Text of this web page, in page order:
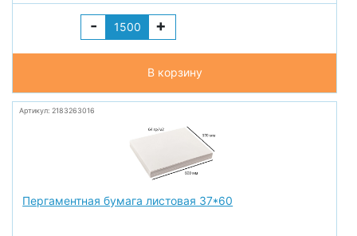
- +
В корзину
Артикул: 2183263016
Пергаментная бумага листовая 37*60